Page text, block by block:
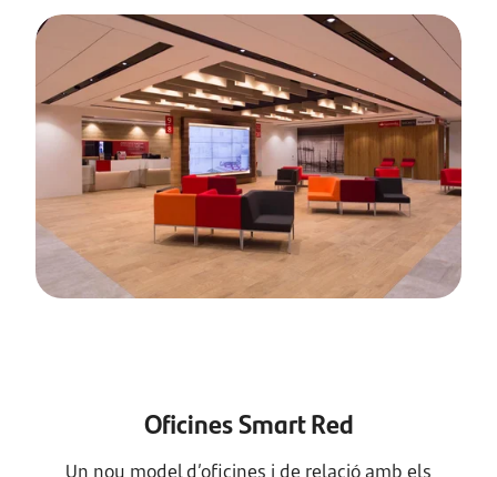
Oficines Smart Red
Un nou model d’oficines i de relació amb els